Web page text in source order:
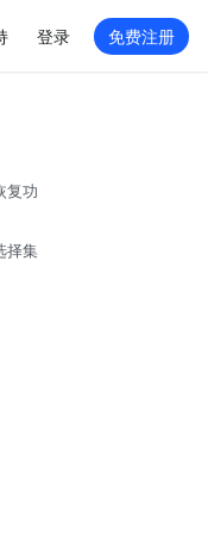
登录 免费注册
复功
择集